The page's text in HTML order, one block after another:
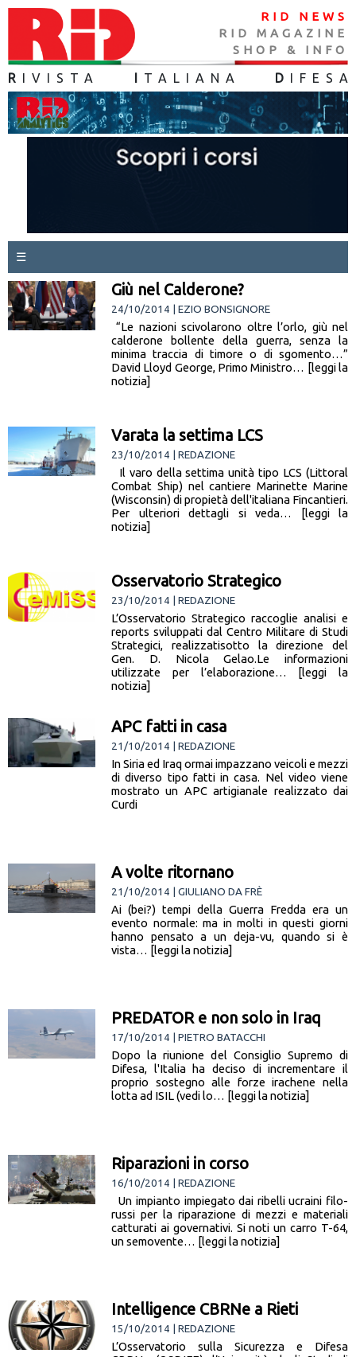
RID NEWS
RID MAGAZINE
SHOP & INFO
R IVISTA TALIANA D IFES A
☰
Giù nel Calderone?
24/10/2014 | EZIO BONSIGNORE
“Le nazioni scivolarono oltre l’orlo, giù nel
calderone bollente della guerra, senza la
minima traccia di timore o di sgomento…”
David Lloyd George, Primo Ministro… [leggi la
notizia]
Varata la settima LCS
23/10/2014 | REDAZIONE
Il varo della settima unità tipo LCS (Littoral
Combat Ship) nel cantiere Marinette Marine
(Wisconsin) di propietà dell'italiana Fincantieri.
Per ulteriori dettagli si veda… [leggi la
notizia]
Osservatorio Strategico
23/10/2014 | REDAZIONE
L’Osservatorio Strategico raccoglie analisi e
reports sviluppati dal Centro Militare di Studi
Strategici, realizzatisotto la direzione del
Gen. D. Nicola Gelao.Le informazioni
utilizzate per l’elaborazione… [leggi la
notizia]
APC fatti in casa
21/10/2014 | REDAZIONE
In Siria ed Iraq ormai impazzano veicoli e mezzi
di diverso tipo fatti in casa. Nel video viene
mostrato un APC artigianale realizzato dai
Curdi
A volte ritornano
21/10/2014 | GIULIANO DA FRÈ
Ai (bei?) tempi della Guerra Fredda era un
evento normale: ma in molti in questi giorni
hanno pensato a un deja-vu, quando si è
vista… [leggi la notizia]
PREDATOR e non solo in Iraq
17/10/2014 | PIETRO BATACCHI
Dopo la riunione del Consiglio Supremo di
Difesa, l'Italia ha deciso di incrementare il
proprio sostegno alle forze irachene nella
lotta ad ISIL (vedi lo… [leggi la notizia]
Riparazioni in corso
16/10/2014 | REDAZIONE
Un impianto impiegato dai ribelli ucraini filo-
russi per la riparazione di mezzi e materiali
catturati ai governativi. Si noti un carro T-64,
un semovente… [leggi la notizia]
Intelligence CBRNe a Rieti
15/10/2014 | REDAZIONE
L’Osservatorio sulla Sicurezza e Difesa